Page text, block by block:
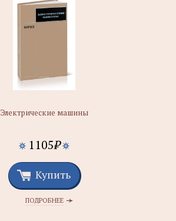
Электрические машины
1105₽
Купить
ПОДРОБНЕЕ